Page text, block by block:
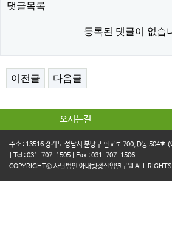
댓글목록
등록된 댓글이 없습
이전글 다음글
오시는길
주소 : 13516 경기도 성남시 분당구 판교로 700, D동 504호
| Tel : 031-707-1505 | Fax : 031-707-1506
COPYRIGHT© 사단법인 아태행정산업연구원 ALL